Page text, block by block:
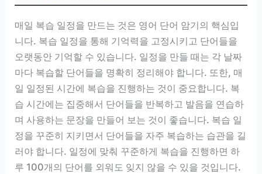
매일 복습 일정을 만드는 것은 영어 단어 암기의 핵심입
니다. 복습 일정을 통해 기억력을 고정시키고 단어들을
오랫동안 기억할 수 있습니다. 일정을 만들 때는 각 날짜
마다 복습할 단어들을 명확히 정리해야 합니다. 또한, 매
일 일정된 시간에 복습을 진행하는 것이 중요합니다. 복
습 시간에는 집중해서 단어들을 반복하고 발음을 연습하
며 사용하는 문장을 만들어 보는 것이 좋습니다. 복습 일
정을 꾸준히 지키면서 단어들을 자주 복습하는 습관을 길
러야 합니다. 일정에 맞춰 꾸준하게 복습을 진행하면 하
루 100개의 단어를 외워도 잊지 않을 수 있을 것입니다.